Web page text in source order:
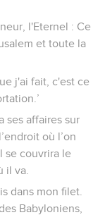
l'Eternel : Ce
et toute la
j'ai fait, c'est ce
ses affaires sur
où l’on
se couvrira le
il va.
dans mon filet.
Babyloniens,